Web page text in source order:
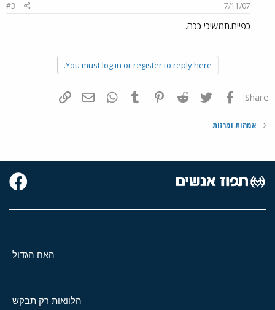
7/11/07
#3
כפיים.תמשיכי ככה.
You must log in or register to reply here.
Share: פייסבוק Twitter
Reddit
Pinterest
Tumblr
WhatsAppדואר אלקטרוני
אמהות ומרזות
האח הגדול
הלוואות רק תבקש